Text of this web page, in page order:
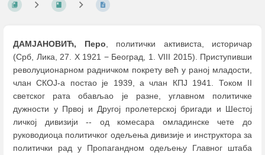
ДАМЈАНОВИЋ, Перо, политички активиста, историчар
(Срб, Лика, 27. X 1921 − Београд, 1. VIII 2015). Приступивши
револуционарном радничком покрету већ у раној младости,
члан СКОЈ-а постао је 1939, а члан КПЈ 1941. Током II
светског рата обављао је разне, углавном политичке
дужности у Првој и Другој пролетерској бригади и Шестој
личкој дивизији -- од комесара омладинске чете до
руководиоца политичког одељења дивизије и инструктора за
политички рад у Пропагандном одељењу Главног штаба